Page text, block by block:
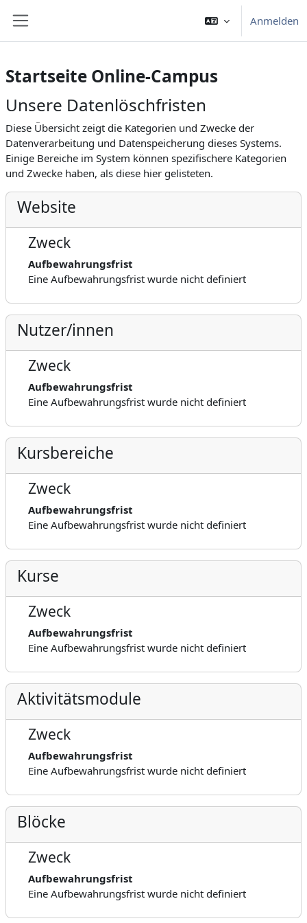
Anmelden
Startseite Online-Campus
Unsere Datenlöschfristen
Diese Übersicht zeigt die Kategorien und Zwecke der
Datenverarbeitung und Datenspeicherung dieses Systems.
Einige Bereiche im System können spezifischere Kategorien
und Zwecke haben, als diese hier gelisteten.
Website
Zweck
Aufbewahrungsfrist
Eine Aufbewahrungsfrist wurde nicht definiert
Nutzer/innen
Zweck
Aufbewahrungsfrist
Eine Aufbewahrungsfrist wurde nicht definiert
Kursbereiche
Zweck
Aufbewahrungsfrist
Eine Aufbewahrungsfrist wurde nicht definiert
Kurse
Zweck
Aufbewahrungsfrist
Eine Aufbewahrungsfrist wurde nicht definiert
Aktivitätsmodule
Zweck
Aufbewahrungsfrist
Eine Aufbewahrungsfrist wurde nicht definiert
Blöcke
Zweck
Aufbewahrungsfrist
Eine Aufbewahrungsfrist wurde nicht definiert